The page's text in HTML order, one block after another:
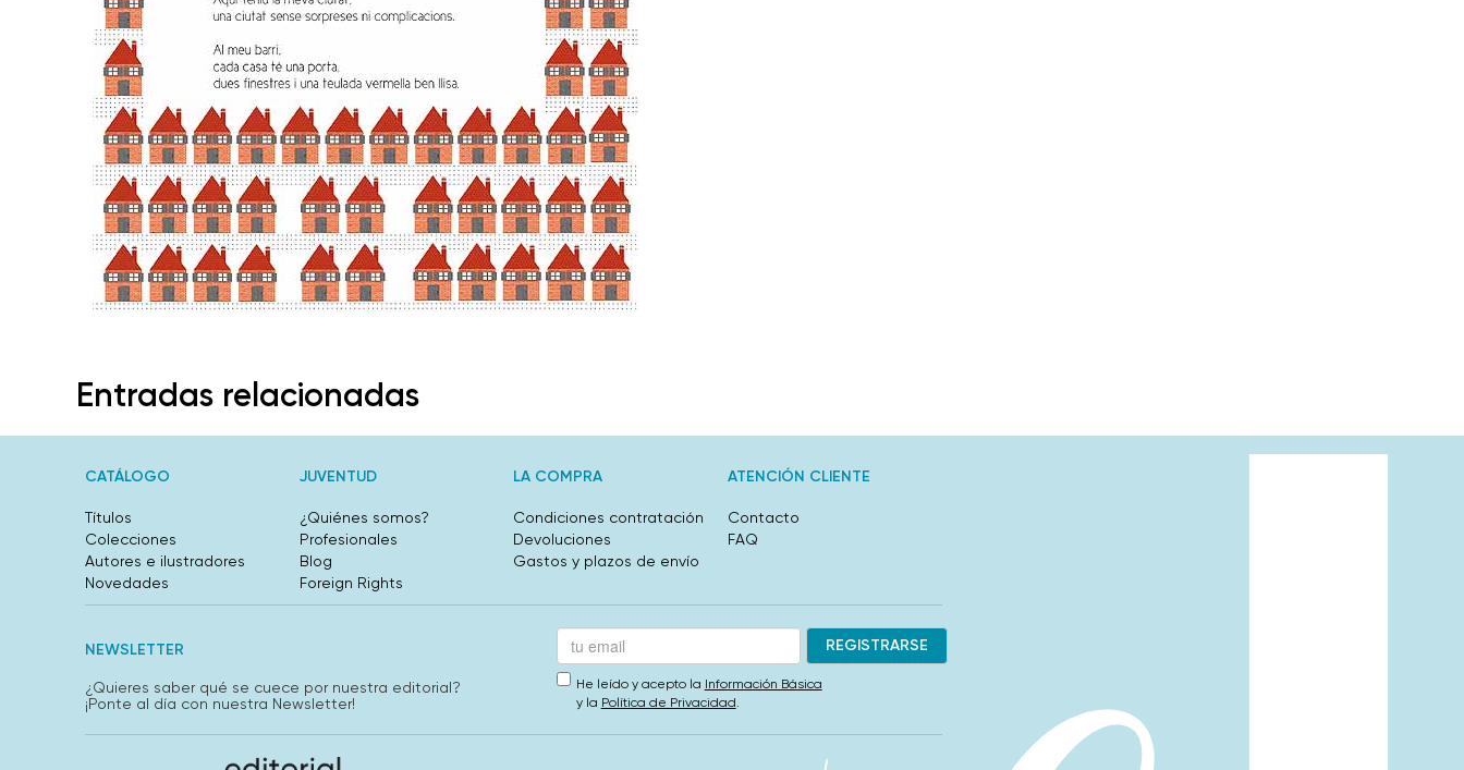
Entradas relacionadas
CATÁLOGO
Títulos
Colecciones
Autores e ilustradores
Novedades
JUVENTUD
¿Quiénes somos?
Profesionales
Blog
Foreign Rights
LA COMPRA
Condiciones contratación
Devoluciones
Gastos y plazos de envío
ATENCIÓN CLIENTE
Contacto
FAQ
NEWSLETTER
¿Quieres saber qué se cuece por nuestra editorial?
¡Ponte al día con nuestra Newsletter!
He leído y acepto la Información Básica
y la Política de Privacidad.